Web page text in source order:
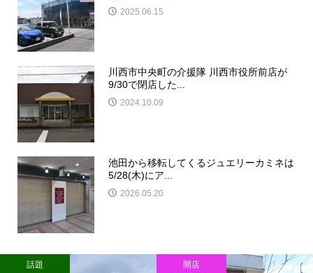
2025.06.15
川西市中央町の介援隊 川西市役所前店が
9/30で閉店した...
2024.10.09
池田から移転してくるジュエリーカミネは
5/28(木)にア...
2026.05.20
話題 開店